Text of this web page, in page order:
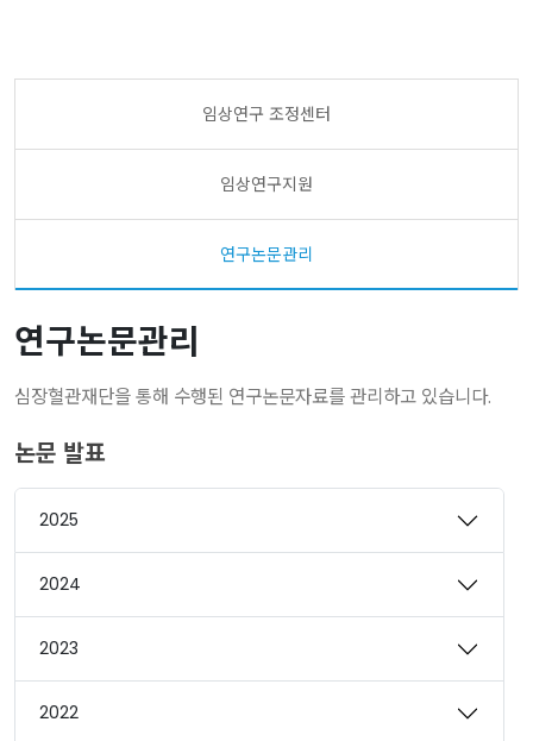
임상연구 조정센터
임상연구지원
연구논문관리
연구논문관리
심장혈관재단을 통해 수행된 연구논문자료를 관리하고 있습니다.
논문 발표
2025
2024
2023
2022